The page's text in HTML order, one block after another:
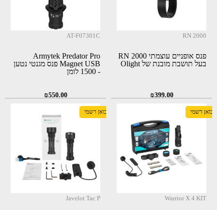
RN 2000
פנס אופניים עוצמתי RN 2000
בעל תושבת מובנת של Olight
₪399.00
AT-F07301C
Armytek Predator Pro
Magnet USB פנס מגנטי נטען
- 1500 לומן
₪550.00
יבואן רשמי
Warrior X 4 KIT
יבואן רשמי
Javelot Tac P